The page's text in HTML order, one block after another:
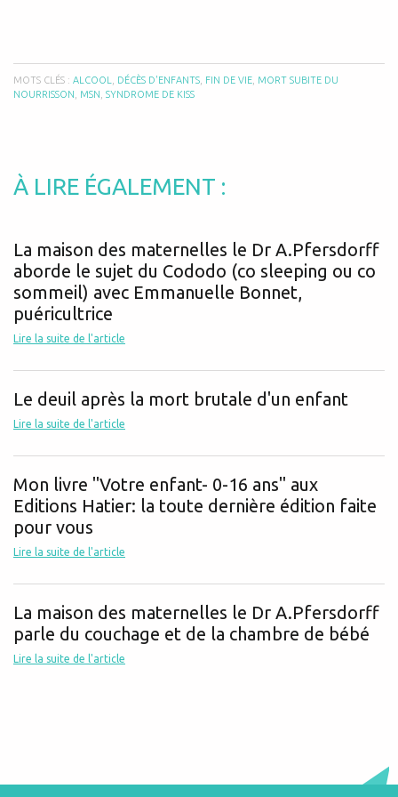
MOTS CLÉS : ALCOOL DÉCÈS D'ENFANTS FIN DE VIE MORT SUBITE DU
NOURRISSON
MSN SYNDROME DE KISS
À LIRE ÉGALEMENT :
La maison des maternelles le Dr A.Pfersdorff
aborde le sujet du Cododo (co sleeping ou co
sommeil) avec Emmanuelle Bonnet,
puéricultrice
Lire la suite de l'article
Le deuil après la mort brutale d'un enfant
Lire la suite de l'article
Mon livre "Votre enfant- 0-16 ans" aux
Editions Hatier: la toute dernière édition faite
pour vous
Lire la suite de l'article
La maison des maternelles le Dr A.Pfersdorff
parle du couchage et de la chambre de bébé
Lire la suite de l'article